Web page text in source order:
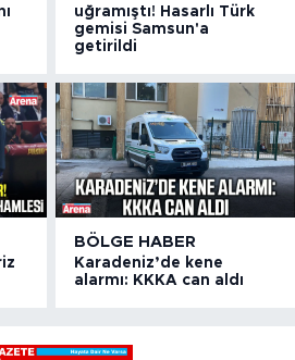
uğramıştı! Hasarlı Türk
gemisi Samsun'a
getirildi
BÖLGE HABER
Karadeniz’de kene
alarmı: KKKA can aldı